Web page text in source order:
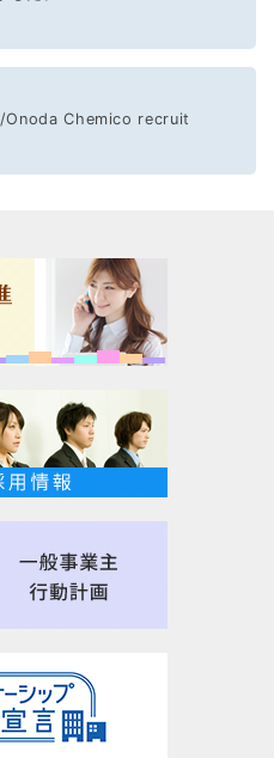
/Onoda Chemico recruit